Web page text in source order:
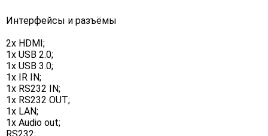
Интерфейсы и разъёмы
2x HDMI;
1x USB 2.0;
1x USB 3.0;
1x IR IN;
1x RS232 IN;
1x RS232 OUT;
1x LAN;
1x Audio out;